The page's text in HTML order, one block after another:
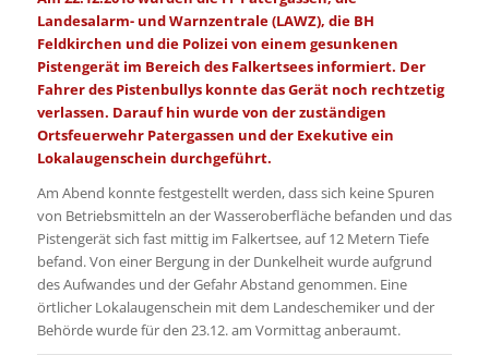
Landesalarm- und Warnzentrale (LAWZ), die BH
Feldkirchen und die Polizei von einem gesunkenen
Pistengerät im Bereich des Falkertsees informiert. Der
Fahrer des Pistenbullys konnte das Gerät noch rechtzetig
verlassen. Darauf hin wurde von der zuständigen
Ortsfeuerwehr Patergassen und der Exekutive ein
Lokalaugenschein durchgeführt.
Am Abend konnte festgestellt werden, dass sich keine Spuren
von Betriebsmitteln an der Wasseroberfläche befanden und das
Pistengerät sich fast mittig im Falkertsee, auf 12 Metern Tiefe
befand. Von einer Bergung in der Dunkelheit wurde aufgrund
des Aufwandes und der Gefahr Abstand genommen. Eine
örtlicher Lokalaugenschein mit dem Landeschemiker und der
Behörde wurde für den 23.12. am Vormittag anberaumt.